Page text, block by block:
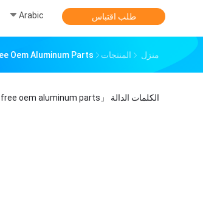
Arabic طلب اقتباس
منزل المنتجات Oem Aluminum Parts
الكلمات الدالة 「pollution free oem aluminum parts」